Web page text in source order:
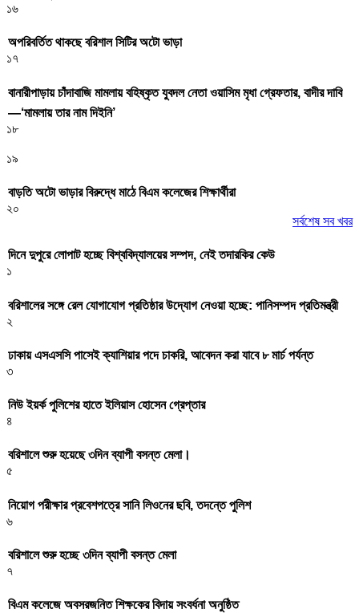
১৬
অপরিবর্তিত থাকছে বরিশাল সিটির অটো ভাড়া
১৭
বানারীপাড়ায় চাঁদাবাজি মামলায় বহিষ্কৃত যুবদল নেতা ওয়াসিম মৃধা গ্রেফতার, বাদীর দাবি
—‘মামলায় তার নাম দিইনি’
১৮
১৯
বাড়তি অটো ভাড়ার বিরুদ্ধে মাঠে বিএম কলেজের শিক্ষার্থীরা
২০
সর্বশেষ সব খবর
দিনে দুপুরে লোপাট হচ্ছে বিশ্ববিদ্যালয়ের সম্পদ, নেই তদারকির কেউ
১
বরিশালের সঙ্গে রেল যোগাযোগ প্রতিষ্ঠার উদ্যোগ নেওয়া হচ্ছে: পানিসম্পদ প্রতিমন্ত্রী
২
ঢাকায় এসএসসি পাসেই ক্যাশিয়ার পদে চাকরি, আবেদন করা যাবে ৮ মার্চ পর্যন্ত
৩
নিউ ইয়র্ক পুলিশের হাতে ইলিয়াস হোসেন গ্রেপ্তার
৪
বরিশালে শুরু হয়েছে ৩দিন ব্যাপী বসন্ত মেলা।
৫
নিয়োগ পরীক্ষার প্রবেশপত্রে সানি লিওনের ছবি, তদন্তে পুলিশ
৬
বরিশালে শুরু হচ্ছে ৩দিন ব্যাপী বসন্ত মেলা
৭
বিএম কলেজে অবসরজনিত শিক্ষকের বিদায় সংবর্ধনা অনুষ্ঠিত